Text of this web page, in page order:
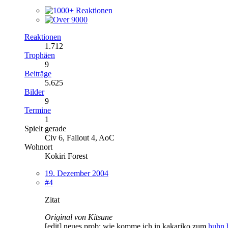
Reaktionen
1.712
Trophäen
9
Beiträge
5.625
Bilder
9
Termine
1
Spielt gerade
Civ 6, Fallout 4, AoC
Wohnort
Kokiri Forest
19. Dezember 2004
#4
Zitat
Original von Kitsune
[edit] neues prob: wie komme ich in kakariko zum huhn